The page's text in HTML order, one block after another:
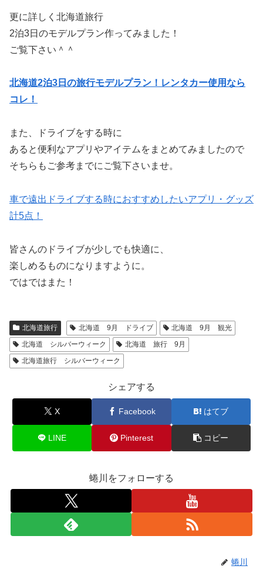
更に詳しく北海道旅行
2泊3日のモデルプラン作ってみました！
ご覧下さい＾＾
北海道2泊3日の旅行モデルプラン！レンタカー使用なら
コレ！
また、ドライブをする時に
あると便利なアプリやアイテムをまとめてみましたので
そちらもご参考までにご覧下さいませ。
車で遠出ドライブする時におすすめしたいアプリ・グッズ
計5点！
皆さんのドライブが少しでも快適に、
楽しめるものになりますように。
ではではまた！
北海道旅行 北海道 9月 ドライブ
北海道 9月 観光
北海道 シルバーウィーク
北海道 旅行 9月
北海道旅行 シルバーウィーク
シェアする
X Facebook はてブ
LINE Pinterest コピー
蜷川をフォローする
蜷川